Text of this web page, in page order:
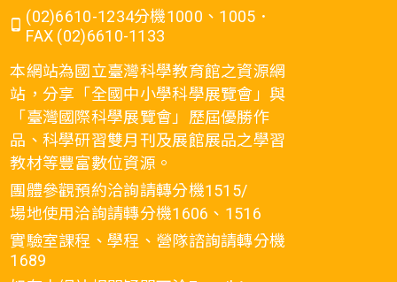
(02)6610-1234分機1000、1005．
FAX (02)6610-1133
本網站為國立臺灣科學教育館之資源網
站，分享「全國中小學科學展覽會」與
「臺灣國際科學展覽會」歷屆優勝作
品、科學研習雙月刊及展館展品之學習
教材等豐富數位資源。
團體參觀預約洽詢請轉分機1515/
場地使用洽詢請轉分機1606、1516
實驗室課程、學程、營隊諮詢請轉分機
1689